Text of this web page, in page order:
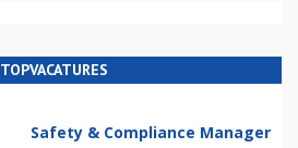
TOPVACATURES
Safety & Compliance Manager